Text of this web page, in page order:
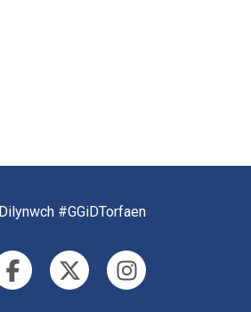
Dilynwch #GGiDTorfaen